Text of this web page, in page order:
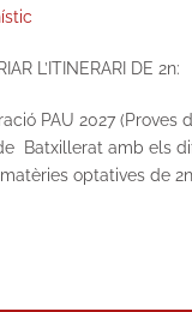
L’ITINERARI DE 2n:
PAU 2027 (Proves
Batxillerat amb els
optatives de